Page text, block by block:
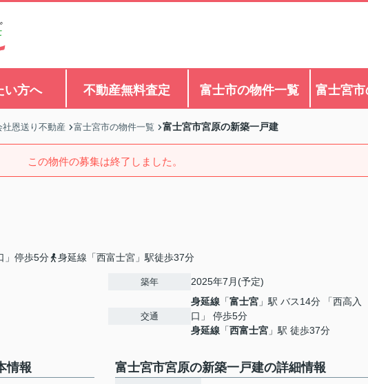
い方へ 不動産無料査定 富士市の物件一覧 富士宮
恩送り不動産 富士宮市の物件一覧 富士宮市宮原の新築一戸建
この物件の募集は終了しました。
」停歩5分
身延線「西富士宮」駅徒歩37分
築年 2025年7月(予定)
交通
身延線 「富士宮 」駅 バス14分 「西高入
口」 停歩5分
身延線 「西富士宮 」駅 徒歩37分
情報 富士宮市宮原の新築一戸建の詳細情報